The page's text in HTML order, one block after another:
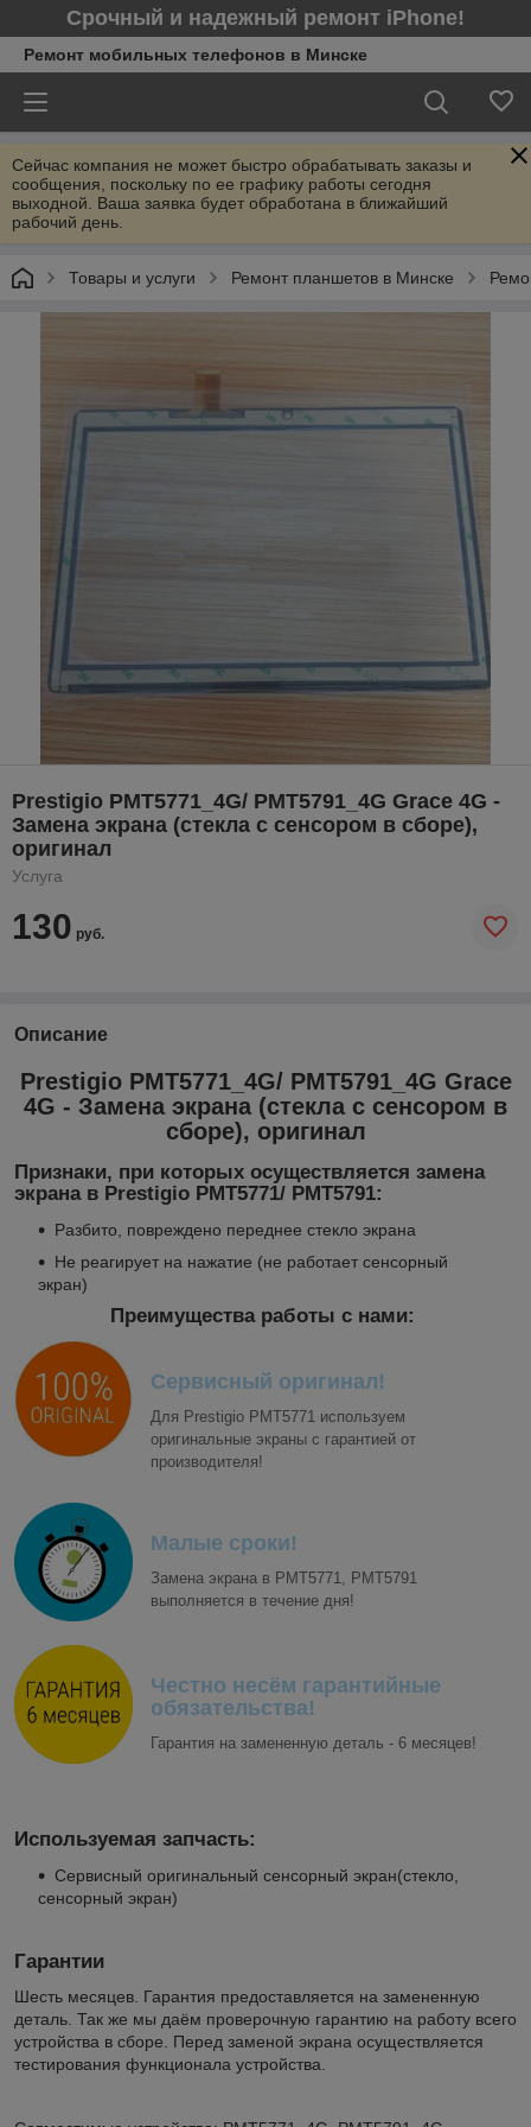
Срочный и надежный ремонт iPhone!
Ремонт мобильных телефонов в Минcке
Сейчас компания не может быстро обрабатывать заказы и
сообщения, поскольку по ее графику работы сегодня
выходной. Ваша заявка будет обработана в ближайший
рабочий день.
Товары и услуги Ремонт планшетов в Минске
Prestigio PMT5771_4G/ PMT5791_4G Grace 4G -
Замена экрана (стекла с сенсором в сборе),
оригинал
Услуга
130 руб.
Описание
Prestigio PMT5771_4G/ PMT5791_4G Grace
4G - Замена экрана (стекла с сенсором в
сборе), оригинал
Признаки, при которых осуществляется замена
экрана в Prestigio PMT5771/ PMT5791:
Разбито, повреждено переднее стекло экрана
Не реагирует на нажатие (не работает сенсорный
экран)
Преимущества работы с нами:
Сервисный оригинал!
Для Prestigio PMT5771 используем
оригинальные экраны с гарантией от
производителя!
Малые сроки!
Замена экрана в PMT5771, PMT5791
выполняется в течение дня!
Честно несём гарантийные
обязательства!
Гарантия на замененную деталь - 6 месяцев!
Используемая запчасть:
Сервисный оригинальный сенсорный экран(стекло,
сенсорный экран)
Гарантии
Шесть месяцев. Гарантия предоставляется на замененную
деталь. Так же мы даём проверочную гарантию на работу всего
устройства в сборе. Перед заменой экрана осуществляется
тестирования функционала устройства.